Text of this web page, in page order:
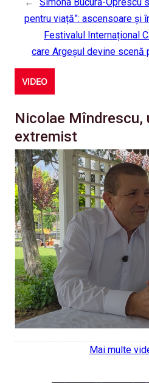
pentru viață”: ascensoare și
Festivalul Internațional
care Argeșul devine scenă
VIDEO
Nicolae Mîndrescu,
extremist
Mai multe